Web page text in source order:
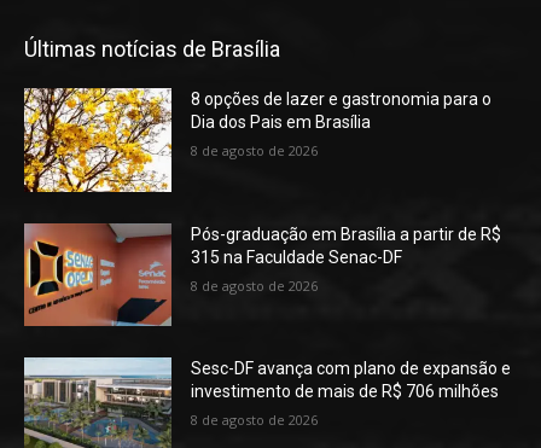
Últimas notícias de Brasília
8 opções de lazer e gastronomia para o
Dia dos Pais em Brasília
8 de agosto de 2026
Pós-graduação em Brasília a partir de R$
315 na Faculdade Senac-DF
8 de agosto de 2026
Sesc-DF avança com plano de expansão e
investimento de mais de R$ 706 milhões
8 de agosto de 2026